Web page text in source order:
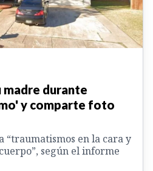
madre durante
y comparte foto
“traumatismos en la cara y
según el informe